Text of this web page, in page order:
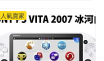
人氣賣家